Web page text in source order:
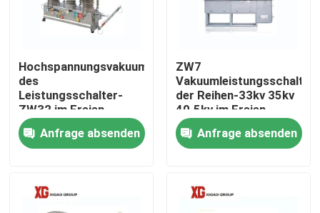
Haus
Produkte
Über uns
Hochspannungsvakuum
des
Leistungsschalter-
ZW32 im Freien
Anfrage absenden
ZW7
Vakuumleistungsschalter
der Reihen-33kv 35kv
40.5kv im Freien
Anfrage absenden